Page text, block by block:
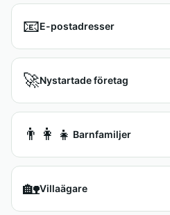
📧E-postadresser
🚀Nystartade företag
👨‍👩‍👧 Barnfamiljer
🏡Villaägare